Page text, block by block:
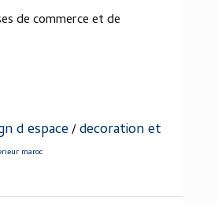
de commerce et de
d espace/decoration et
maroc